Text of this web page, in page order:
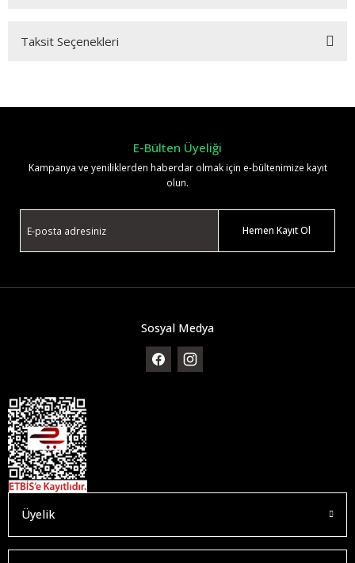
Taksit Seçenekleri
E-Bülten Üyeliği
Kampanya ve yeniliklerden haberdar olmak için e-bültenimize kayıt
olun.
Hemen Kayıt Ol
Sosyal Medya
Üyelik